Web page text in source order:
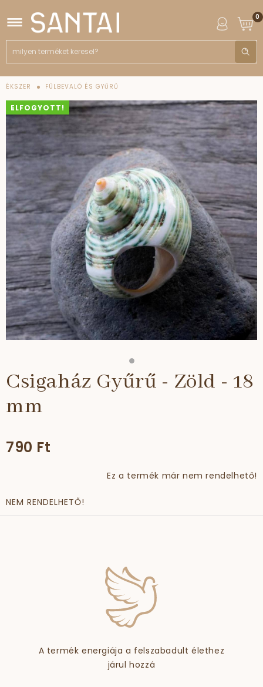
0
ÉKSZER FÜLBEVALÓ ÉS GYŰRŰ
ELFOGYOTT!
Csigaház Gyűrű - Zöld - 18
mm
790 Ft
Ez a termék már nem rendelhető!
NEM RENDELHETŐ!
A termék energiája a felszabadult élethez
járul hozzá